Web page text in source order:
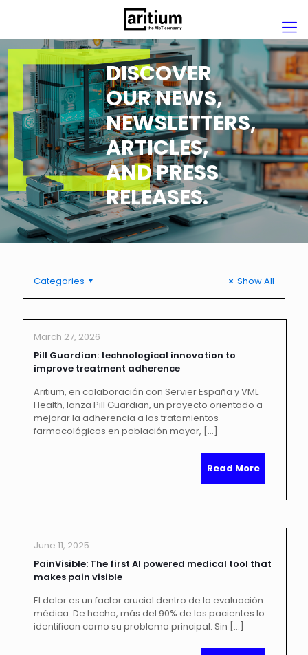
DISCOVER
OUR NEWS,
NEWSLETTERS,
ARTICLES,
AND PRESS
RELEASES.
Categories Show All
March 27, 2026
Pill Guardian: technological innovation to
improve treatment adherence
Aritium, en colaboración con Servier España y VML
Health, lanza Pill Guardian, un proyecto orientado a
mejorar la adherencia a los tratamientos
farmacológicos en población mayor, […]
Read More
June 11, 2025
PainVisible: The first AI powered medical tool that
makes pain visible
El dolor es un factor crucial dentro de la evaluación
médica. De hecho, más del 90% de los pacientes lo
identifican como su problema principal. Sin […]